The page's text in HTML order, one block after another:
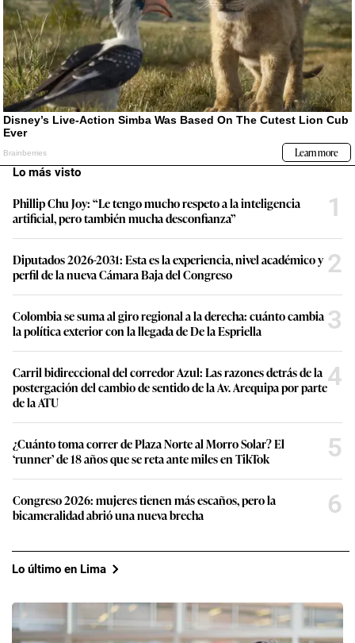
Lo más visto
Phillip Chu Joy: “Le tengo mucho respeto a la inteligencia
artificial, pero también mucha desconfianza”
1
Diputados 2026-2031: Esta es la experiencia, nivel académico y
perfil de la nueva Cámara Baja del Congreso
2
Colombia se suma al giro regional a la derecha: cuánto cambia
la política exterior con la llegada de De la Espriella
3
Carril bidireccional del corredor Azul: Las razones detrás de la
postergación del cambio de sentido de la Av. Arequipa por parte
de la ATU
4
¿Cuánto toma correr de Plaza Norte al Morro Solar? El
‘runner’ de 18 años que se reta ante miles en TikTok
5
Congreso 2026: mujeres tienen más escaños, pero la
bicameralidad abrió una nueva brecha
6
Lo último en Lima